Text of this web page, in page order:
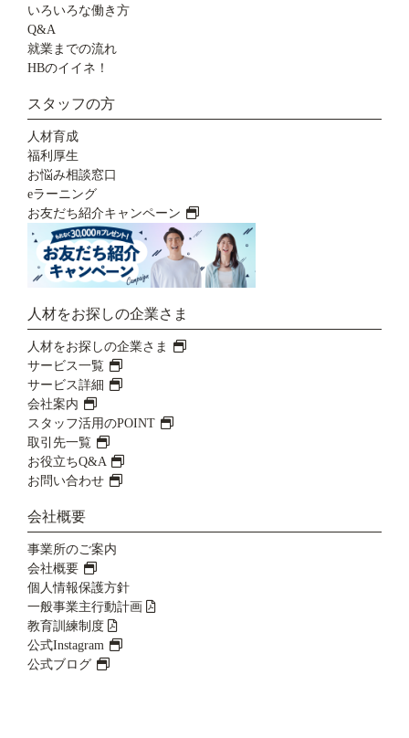
いろいろな働き方
Q&A
就業までの流れ
HBのイイネ！
スタッフの方
人材育成
福利厚生
お悩み相談窓口
eラーニング
お友だち紹介キャンペーン
人材をお探しの企業さま
人材をお探しの企業さま
サービス一覧
サービス詳細
会社案内
スタッフ活用のPOINT
取引先一覧
お役立ちQ&A
お問い合わせ
会社概要
事業所のご案内
会社概要
個人情報保護方針
一般事業主行動計画
教育訓練制度
公式Instagram
公式ブログ